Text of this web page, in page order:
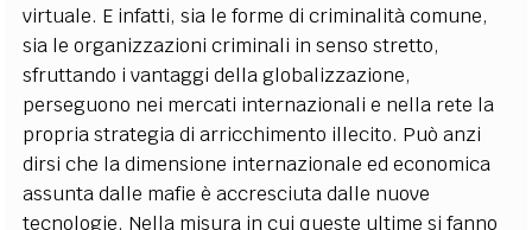
virtuale. E infatti, sia le forme di criminalità comune,
sia le organizzazioni criminali in senso stretto,
sfruttando i vantaggi della globalizzazione,
perseguono nei mercati internazionali e nella rete la
propria strategia di arricchimento illecito. Può anzi
dirsi che la dimensione internazionale ed economica
assunta dalle mafie è accresciuta dalle nuove
tecnologie. Nella misura in cui queste ultime si fanno